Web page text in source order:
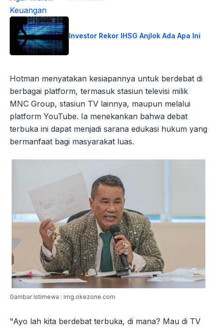
Investor Rekor IHSG Anjlok Ada Apa Ini
Hotman menyatakan kesiapannya untuk berdebat di
berbagai platform, termasuk stasiun televisi milik
MNC Group, stasiun TV lainnya, maupun melalui
platform YouTube. Ia menekankan bahwa debat
terbuka ini dapat menjadi sarana edukasi hukum yang
bermanfaat bagi masyarakat luas.
Gambar Istimewa : img.okezone.com
"Ayo lah kita berdebat terbuka, di mana? Mau di TV